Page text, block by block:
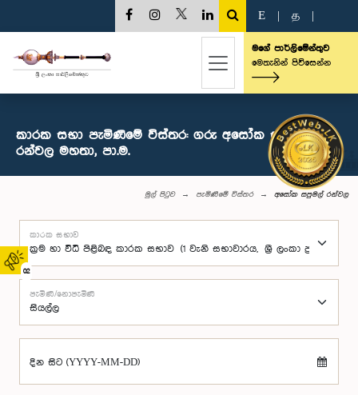
02
E த
මගේ පාර්ලිමේන්තුව
මෙතැනින් පිවිසෙන්න
කාරක සභා පැමිණීමේ විස්තර: ගරු අසෝක සපුමල්
රන්වල මහතා, පා.ම.
මුල් පිටුව පැමිණීමේ විස්තර අසෝක සපුමල් රන්වල
කාරක සභාව
පැමිණි/නොපැමිණි
දින සිට (YYYY-MM-DD)